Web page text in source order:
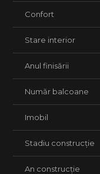
Confort
Stare interior
Anul finisării
Număr balcoane
Imobil
Stadiu construcție
An construcție